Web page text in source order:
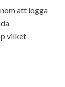
att logga
vilket